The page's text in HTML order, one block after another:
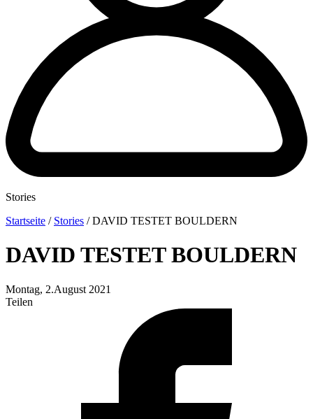
Stories
Startseite / Stories /DAVID TESTET BOULDERN
DAVID TESTET BOULDERN
Montag, 2.August 2021
Teilen